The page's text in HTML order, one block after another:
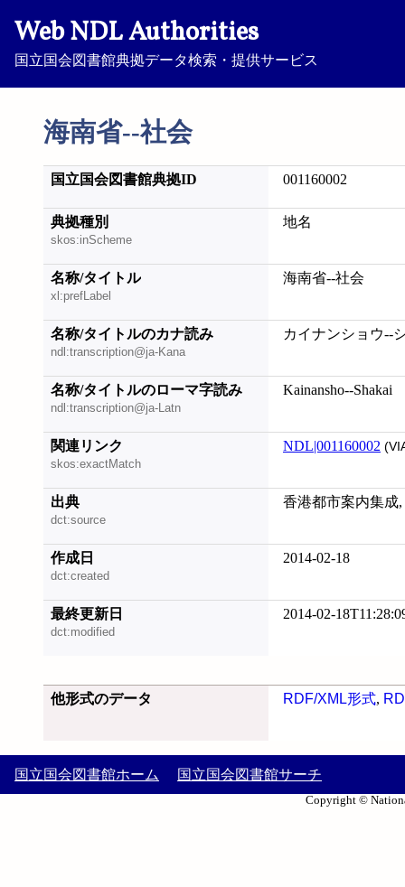
Web NDL Authorities
国立国会図書館典拠データ検索・提供サービス
海南省--社会
国立国会図書館典拠ID 001160002
典拠種別
skos:inScheme
地名
名称/タイトル
xl:prefLabel
海南省--社会
名称/タイトルのカナ読み
ndl:transcription@ja-Kana
カイナンショウ--
名称/タイトルのローマ字読み
ndl:transcription@ja-Latn
Kainansho--Shakai
関連リンク
skos:exactMatch
NDL|001160002
出典
dct:source
香港都市案内集成,
作成日
dct:created
2014-02-18
最終更新日
dct:modified
2014-02-
他形式のデータ RDF/XML形式,
国立国会図書館ホーム 国立国会図書館サーチ
Copyright ©